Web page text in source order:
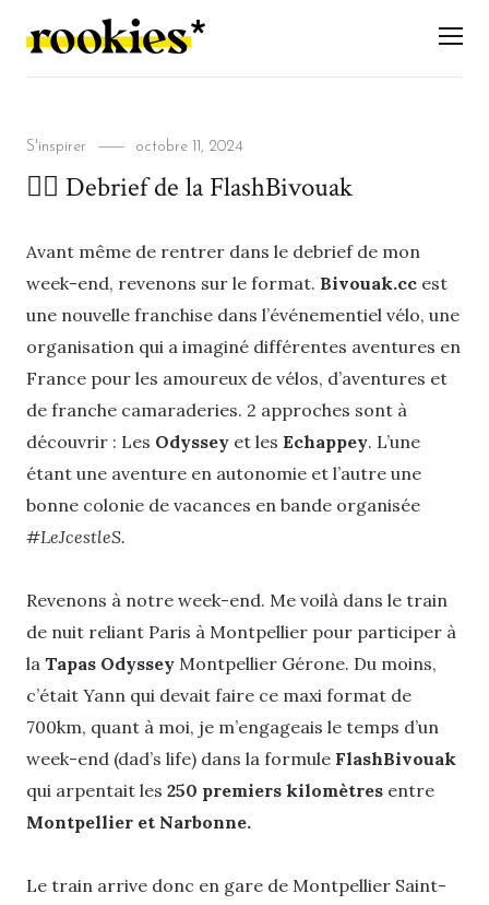
LES ROOKIES
Categories
S'inspirer
Posted
octobre 11, 2024
🚴‍♂️ Debrief de la FlashBivouak
Avant même de rentrer dans le debrief de mon
week-end, revenons sur le format. Bivouak.cc est
une nouvelle franchise dans l’événementiel vélo, une
organisation qui a imaginé différentes aventures en
France pour les amoureux de vélos, d’aventures et
de franche camaraderies. 2 approches sont à
découvrir : Les Odyssey et les Echappey. L’une
étant une aventure en autonomie et l’autre une
bonne colonie de vacances en bande organisée
#LeJcestleS.
Revenons à notre week-end. Me voilà dans le train
de nuit reliant Paris à Montpellier pour participer à
la Tapas Odyssey Montpellier Gérone. Du moins,
c’était Yann qui devait faire ce maxi format de
700km, quant à moi, je m’engageais le temps d’un
week-end (dad’s life) dans la formule FlashBivouak
qui arpentait les 250 premiers kilomètres entre
Montpellier et Narbonne.
Le train arrive donc en gare de Montpellier Saint-